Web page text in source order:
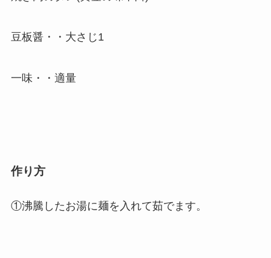
豆板醤・・大さじ1
一味・・適量
作り方
①沸騰したお湯に麺を入れて茹でます。